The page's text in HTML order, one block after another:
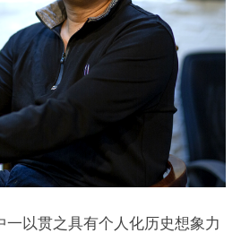
一以贯之具有个人化历史想象力